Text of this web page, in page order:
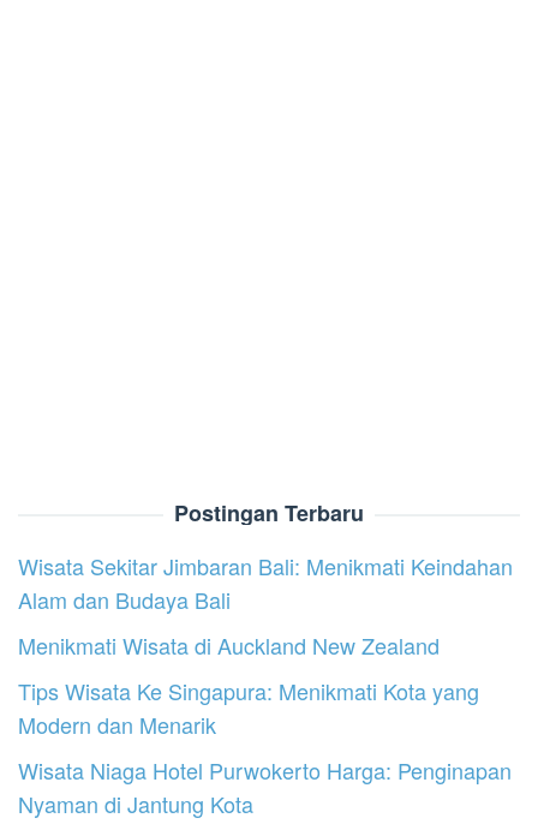
Postingan Terbaru
Wisata Sekitar Jimbaran Bali: Menikmati Keindahan
Alam dan Budaya Bali
Menikmati Wisata di Auckland New Zealand
Tips Wisata Ke Singapura: Menikmati Kota yang
Modern dan Menarik
Wisata Niaga Hotel Purwokerto Harga: Penginapan
Nyaman di Jantung Kota